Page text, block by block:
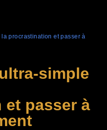
procrastination et passer à
simple
passer à